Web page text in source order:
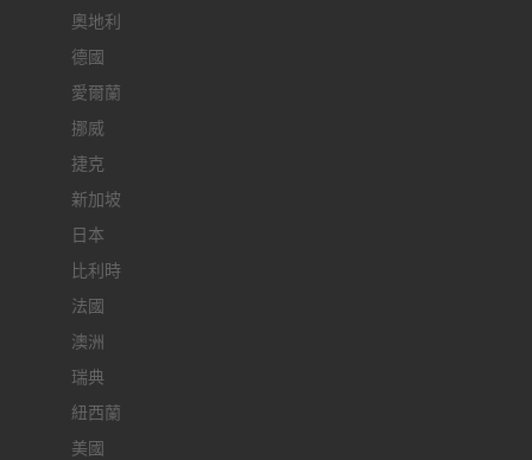
奧地利
德國
愛爾蘭
挪威
捷克
新加坡
日本
比利時
法國
澳洲
瑞典
紐西蘭
美國